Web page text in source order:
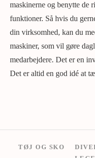
maskinerne og benytte de
funktioner. Så hvis du
din virksomhed, kan du
maskiner, som vil gøre
medarbejdere. Det er en
Det er altid en god idé at
TØJ OG SKO